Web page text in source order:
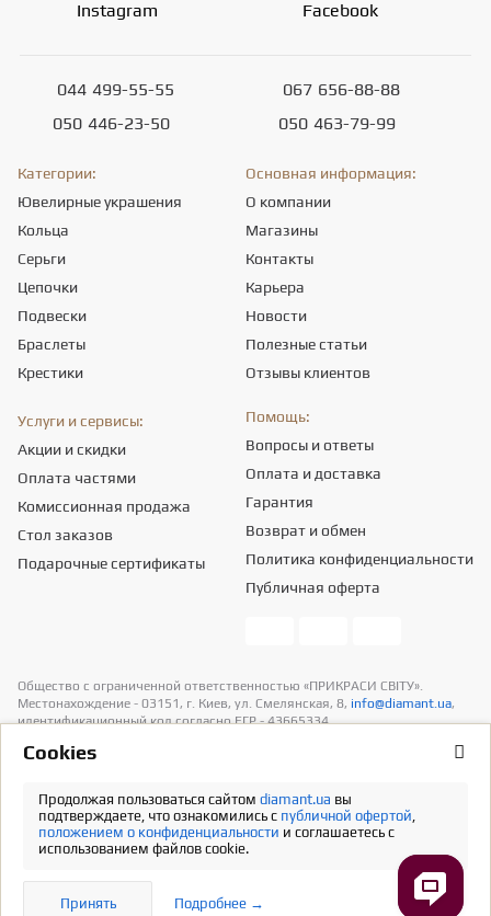
Instagram Facebook
044 499-55-55
050 446-23-50
067 656-88-88
050 463-79-99
Категории:
Ювелирные украшения
Кольца
Серьги
Цепочки
Подвески
Браслеты
Крестики
Основная информация:
О компании
Магазины
Контакты
Карьера
Новости
Полезные статьи
Отзывы клиентов
Услуги и сервисы:
Акции и скидки
Оплата частями
Комиссионная продажа
Стол заказов
Подарочные сертификаты
Помощь:
Вопросы и ответы
Оплата и доставка
Гарантия
Возврат и обмен
Политика конфиденциальности
Публичная оферта
Общество с ограниченной ответственностью «ПРИКРАСИ СВІТУ».
Местонахождение - 03151, г. Киев, ул. Смелянская, 8, info@diamant.ua,
идентификационный код согласно ЕГР - 43665334.
Информация о стоимости доставки содержится в разделе «Оплата и
доставка». В расчет стоимости товаров налогов не включено
Полная версия
Сookies
Продолжая пользоваться сайтом diamant.ua вы
подтверждаете, что ознакомились с публичной офертой,
положением о конфиденциальности и соглашаетесь с
использованием файлов cookie.
Принять Подробнее →